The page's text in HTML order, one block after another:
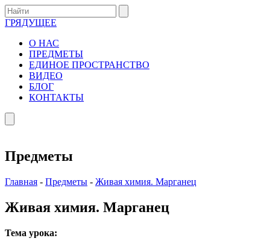
ГРЯДУЩЕЕ
О НАС
ПРЕДМЕТЫ
ЕДИНОЕ ПРОСТРАНСТВО
ВИДЕО
БЛОГ
КОНТАКТЫ
Предметы
Главная - Предметы - Живая химия. Марганец
Живая химия. Марганец
Тема урока: